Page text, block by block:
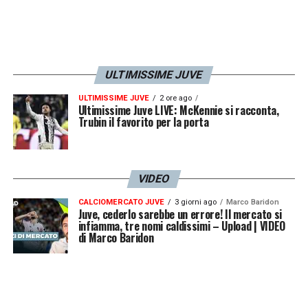
ULTIMISSIME JUVE
ULTIMISSIME JUVE 2 ore ago
Ultimissime Juve LIVE: McKennie si racconta,
Trubin il favorito per la porta
VIDEO
CALCIOMERCATO JUVE 3 giorni ago Marco Baridon
Juve, cederlo sarebbe un errore! Il mercato si
infiamma, tre nomi caldissimi – Upload | VIDEO
di Marco Baridon